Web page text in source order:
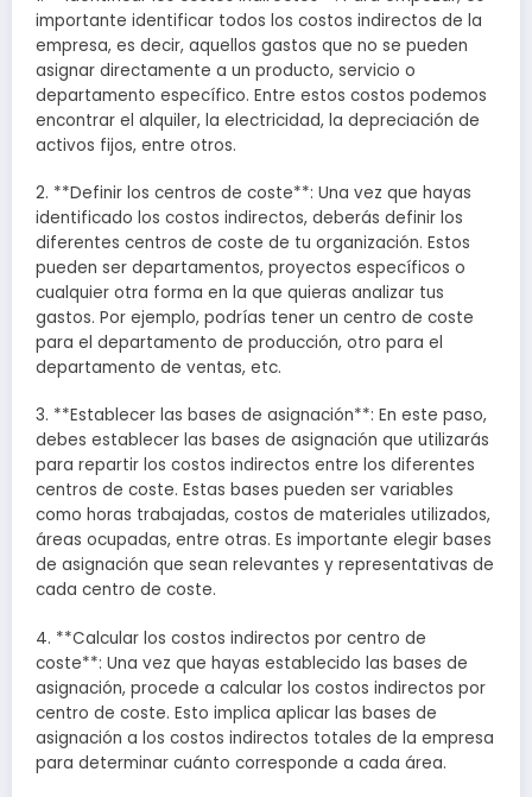
importante identificar todos los costos indirectos de la
empresa, es decir, aquellos gastos que no se pueden
asignar directamente a un producto, servicio o
departamento específico. Entre estos costos podemos
encontrar el alquiler, la electricidad, la depreciación de
activos fijos, entre otros.
2. **Definir los centros de coste**: Una vez que hayas
identificado los costos indirectos, deberás definir los
diferentes centros de coste de tu organización. Estos
pueden ser departamentos, proyectos específicos o
cualquier otra forma en la que quieras analizar tus
gastos. Por ejemplo, podrías tener un centro de coste
para el departamento de producción, otro para el
departamento de ventas, etc.
3. **Establecer las bases de asignación**: En este paso,
debes establecer las bases de asignación que utilizarás
para repartir los costos indirectos entre los diferentes
centros de coste. Estas bases pueden ser variables
como horas trabajadas, costos de materiales utilizados,
áreas ocupadas, entre otras. Es importante elegir bases
de asignación que sean relevantes y representativas de
cada centro de coste.
4. **Calcular los costos indirectos por centro de
coste**: Una vez que hayas establecido las bases de
asignación, procede a calcular los costos indirectos por
centro de coste. Esto implica aplicar las bases de
asignación a los costos indirectos totales de la empresa
para determinar cuánto corresponde a cada área.